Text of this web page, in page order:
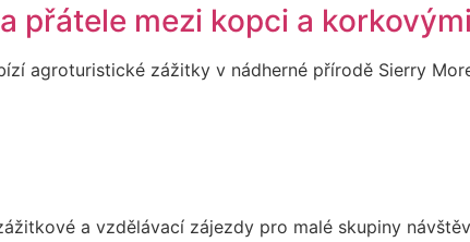
přátele mezi kopci a
agroturistické zážitky v nádherné přírodě Sierry
a vzdělávací zájezdy pro malé skupiny